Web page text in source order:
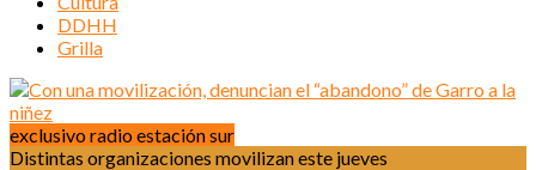
DDHH
Grilla
exclusivo radio estación sur
Distintas organizaciones movilizan este jueves